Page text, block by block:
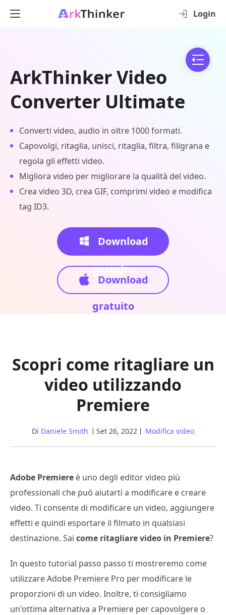
Login
ArkThinker Video
Converter Ultimate
Converti video, audio in oltre 1000 formati.
Capovolgi, ritaglia, unisci, ritaglia, filtra, filigrana e
regola gli effetti video.
Migliora video per migliorare la qualità del video.
Crea video 3D, crea GIF, comprimi video e modifica
tag ID3.
Download
gratuito
Download
gratuito
Scopri come ritagliare un
video utilizzando
Premiere
Di Daniele Smith Set 26, 2022 Modifica video
Adobe Premiere è uno degli editor video più
professionali che può aiutarti a modificare e creare
video. Ti consente di modificare un video, aggiungere
effetti e quindi esportare il filmato in qualsiasi
destinazione. Sai come ritagliare video in Premiere?
In questo tutorial passo passo ti mostreremo come
utilizzare Adobe Premiere Pro per modificare le
proporzioni di un video. Inoltre, ti consigliamo
un'ottima alternativa a Premiere per capovolgere o